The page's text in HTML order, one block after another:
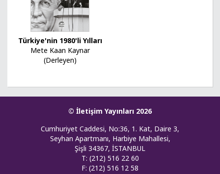
Türkiye'nin 1980'li Yılları
Mete Kaan Kaynar
(Derleyen)
© İletişim Yayınları 2026
Cumhuriyet Caddesi, No:36, 1. Kat, Daire 3,
Seyhan Apartmanı, Harbiye Mahallesi,
Şişli 34367, İSTANBUL
T: (212) 516 22 60
F: (212) 516 12 58